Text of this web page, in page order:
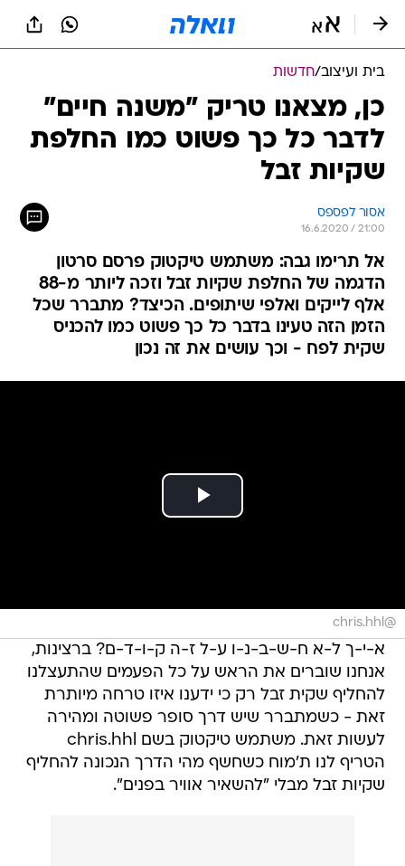
בית ועיצוב/חדשות
כן, מצאנו טריק "משנה חיים"
לדבר כל כך פשוט כמו החלפת
שקיות זבל
אסור לפספס
16.6.2020 / 21:00
אל תרימו גבה: משתמש טיקטוק פרסם סרטון
הדגמה של החלפת שקיות זבל וזכה ליותר מ-88
אלף לייקים ואלפי שיתופים. הכיצד? מתברר שכל
הזמן הזה טעינו בדבר כל כך פשוט כמו להכניס
שקית לפח - וכך עושים את זה נכון
@chris.hhl
א-י-ך ל-א ח-ש-ב-נ-ו ע-ל ז-ה ק-ו-ד-ם? ברצינות,
אנחנו שוברים את הראש על כל הפעמים שהתעצלנו
להחליף שקית זבל רק כי ידענו איזו טרחה מיותרת
זאת - כשמתברר שיש דרך סופר פשוטה ומהירה
לעשות זאת. משתמש טיקטוק בשם chris.hhl
הטריף לנו ת'מוח כשחשף מהי הדרך הנכונה להחליף
שקיות זבל מבלי "להשאיר אוויר בפנים".